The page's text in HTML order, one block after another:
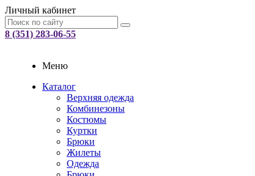
Личный кабинет
8 (351) 283-06-55
Меню
Каталог
Верхняя одежда
Комбинезоны
Костюмы
Куртки
Брюки
Жилеты
Одежда